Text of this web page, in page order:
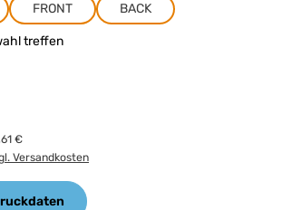
FRONT BACK
treffen
€
Versandkosten